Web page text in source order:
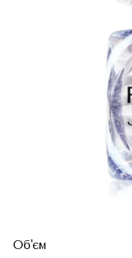
Об'єм